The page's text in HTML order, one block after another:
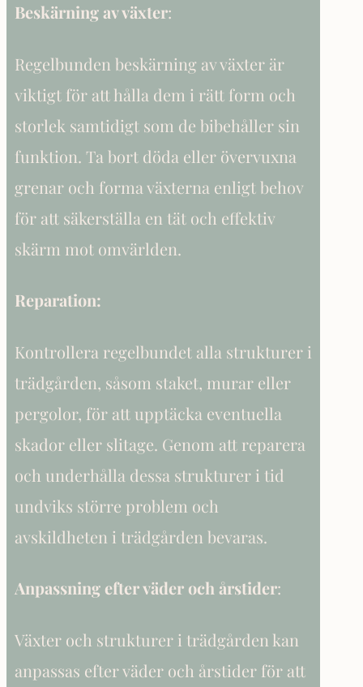
Beskärning av växter:
Regelbunden beskärning av växter är
viktigt för att hålla dem i rätt form och
storlek samtidigt som de bibehåller sin
funktion. Ta bort döda eller övervuxna
grenar och forma växterna enligt behov
för att säkerställa en tät och effektiv
skärm mot omvärlden.
Reparation:
Kontrollera regelbundet alla strukturer i
trädgården, såsom staket, murar eller
pergolor, för att upptäcka eventuella
skador eller slitage. Genom att reparera
och underhålla dessa strukturer i tid
undviks större problem och
avskildheten i trädgården bevaras.
Anpassning efter väder och årstider:
Växter och strukturer i trädgården kan
anpassas efter väder och årstider för att